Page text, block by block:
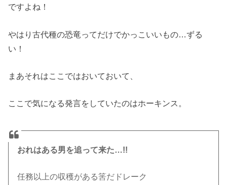
ですよね！
やはり古代種の恐竜ってだけでかっこいいもの…ずる
い！
まあそれはここではおいておいて、
ここで気になる発言をしていたのはホーキンス。
おれはある男を追って来た…!!
任務以上の収穫がある筈だドレーク